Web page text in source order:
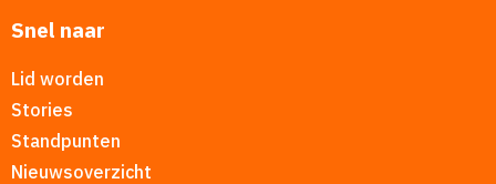
Snel naar
Lid worden
Stories
Standpunten
Nieuwsoverzicht